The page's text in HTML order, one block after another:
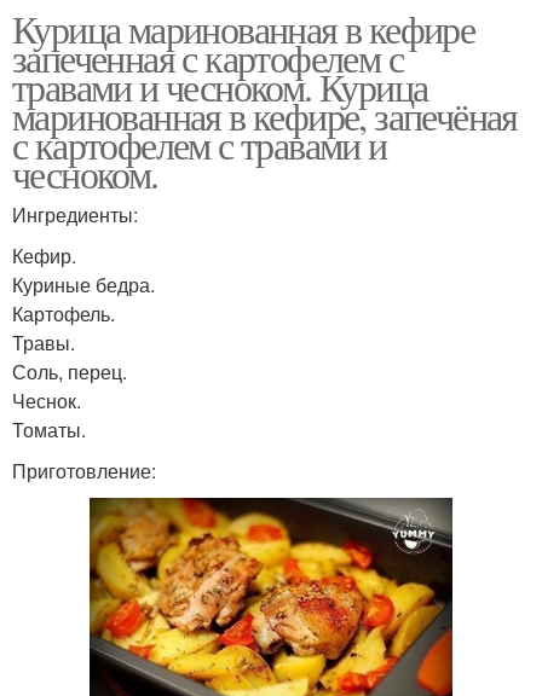
Курица маринованная в кефире
запеченная с картофелем с
травами и чесноком. Курица
маринованная в кефире, запечёная
с картофелем с травами и
чесноком.
Ингредиенты:
Кефир.
Куриные бедра.
Картофель.
Травы.
Соль, перец.
Чеснок.
Томаты.
Приготовление: